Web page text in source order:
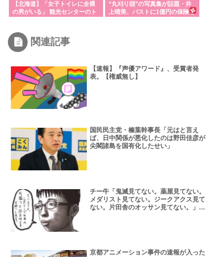
【北海道】「女子トイレに全裸
の男がいる」 観光センターのト
“丸刈り頭”の写真集が話題・井
上晴美、バストに1億円の保険を
関連記事
【速報】『声優アワード』、受賞者発
表。【権威無し】
国民民主党・榛葉幹事長「元はと言え
ば、日中関係が悪化したのは野田佳彦が
尖閣諸島を国有化したせい」
チー牛「鬼滅見てない。薬屋見てない。
メダリスト見てない。ジークアクス見て
ない。片田舎のオッサン見てない。」←
京都アニメーション事件の速報が入った